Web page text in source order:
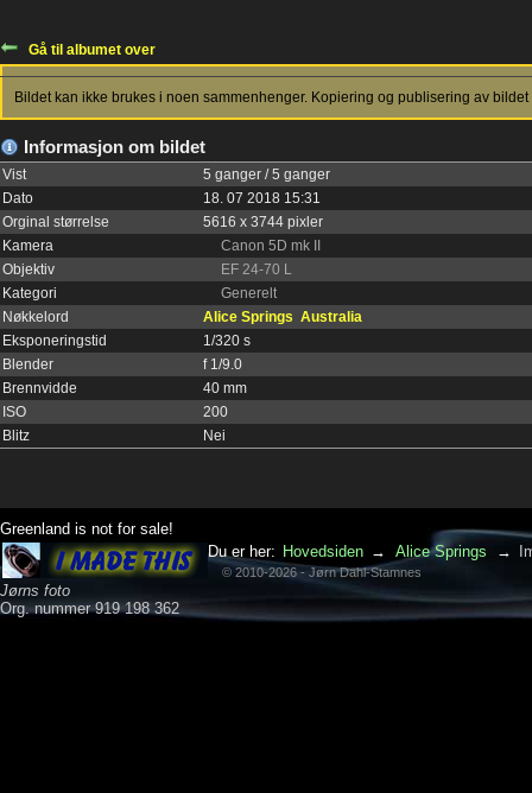
Gå til albumet over
Bildet kan ikke brukes i noen sammenhenger. Kopiering og publisering av bildet
Informasjon om bildet
Vist
5 ganger / 5 ganger
Dato
18. 07 2018 15:31
Orginal størrelse
5616 x 3744 pixler
Kamera
Canon 5D mk II
Objektiv
EF 24-70 L
Kategori
Generelt
Nøkkelord
Alice Springs Australia
Eksponeringstid
1/320 s
Blender
f 1/9.0
Brennvidde
40 mm
ISO
200
Blitz
Nei
Greenland is not for sale!
Jørns foto
Org. nummer 919 198 362
Du er her: Hovedsiden → Alice Springs →
© 2010-2026 - Jørn Dahl-Stamnes